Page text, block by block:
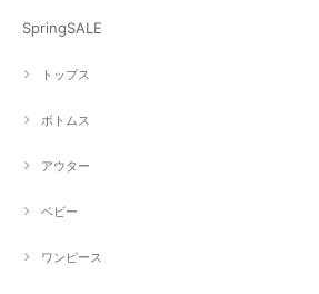
SpringSALE
トップス
ボトムス
アウター
ベビー
ワンピース